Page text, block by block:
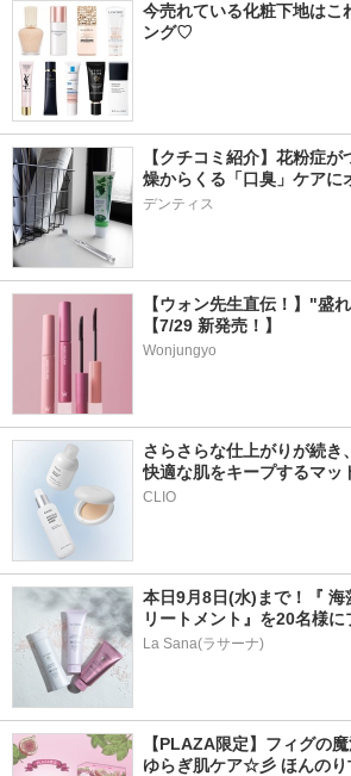
今売れている化粧下地はこ
ング♡
【クチコミ紹介】花粉症
燥からくる「口臭」ケアに
デンティス
【ウォン先生直伝！】"盛
【7/29 新発売！】
Wonjungyo
さらさらな仕上がりが続き
快適な肌をキープするマッ
本日9月8日(水)まで！『 海
リートメント』を20名様に
La Sana(ラサーナ)
【PLAZA限定】フィグの
ゆらぎ肌ケア☆彡 ほんのり